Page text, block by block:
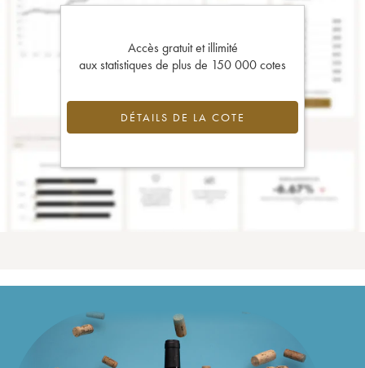
Accès gratuit et illimité
aux statistiques de plus de 150 000 cotes
DÉTAILS DE LA COTE